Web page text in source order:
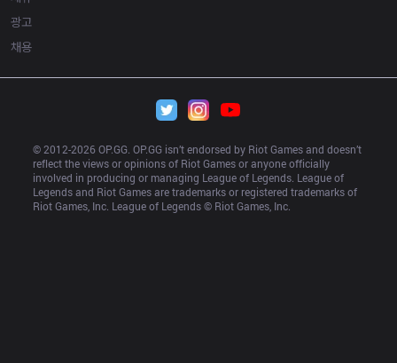
광고
채용
© 2012-2026 OP.GG. OP.GG isn’t endorsed by Riot Games and doesn’t
reflect the views or opinions of Riot Games or anyone officially
involved in producing or managing League of Legends. League of
Legends and Riot Games are trademarks or registered trademarks of
Riot Games, Inc. League of Legends © Riot Games, Inc.